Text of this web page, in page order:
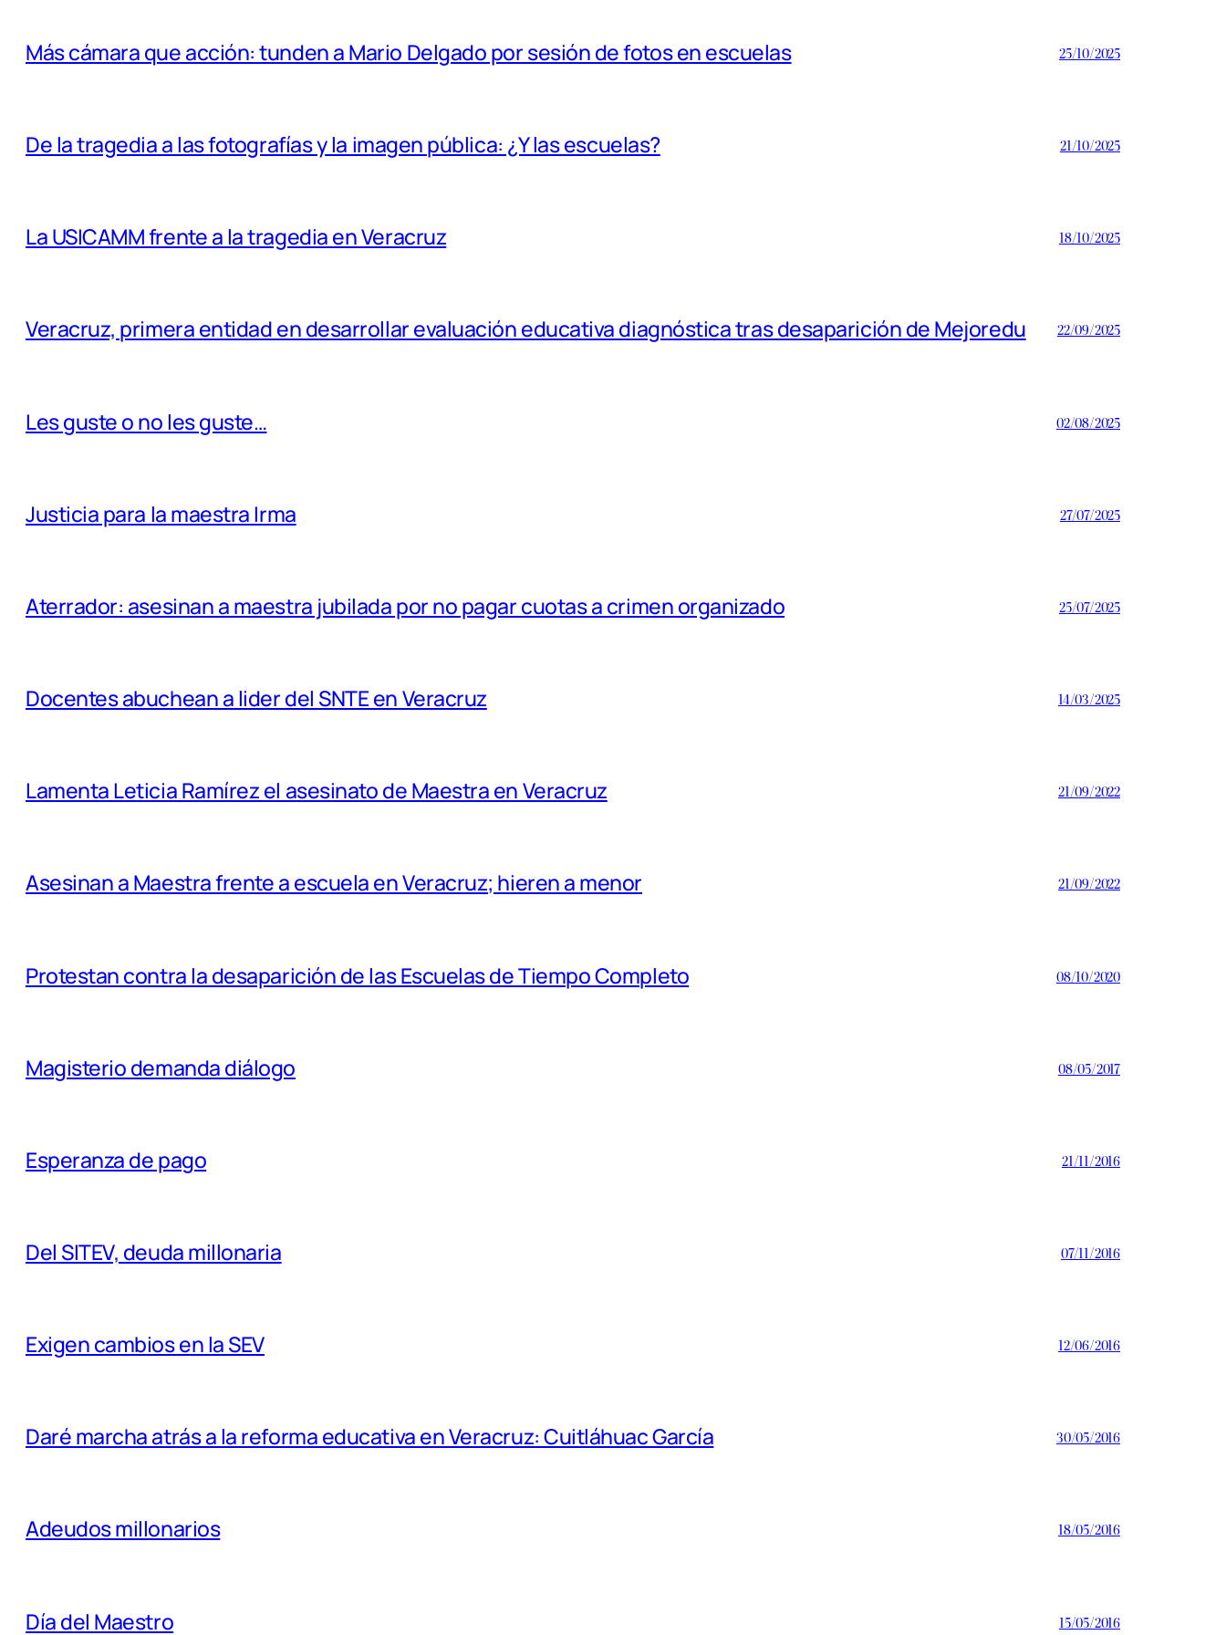
Más cámara que acción: tunden a Mario Delgado por sesión de fotos en escuelas 25/10/2025
De la tragedia a las fotografías y la imagen pública: ¿Y las escuelas? 21/10/2025
La USICAMM frente a la tragedia en Veracruz 18/10/2025
Veracruz, primera entidad en desarrollar evaluación educativa diagnóstica tras desaparición de Mejoredu 22/09/2025
Les guste o no les guste… 02/08/2025
Justicia para la maestra Irma 27/07/2025
Aterrador: asesinan a maestra jubilada por no pagar cuotas a crimen organizado 25/07/2025
Docentes abuchean a lider del SNTE en Veracruz 14/03/2025
Lamenta Leticia Ramírez el asesinato de Maestra en Veracruz 21/09/2022
Asesinan a Maestra frente a escuela en Veracruz; hieren a menor 21/09/2022
Protestan contra la desaparición de las Escuelas de Tiempo Completo 08/10/2020
Magisterio demanda diálogo 08/05/2017
Esperanza de pago 21/11/2016
Del SITEV, deuda millonaria 07/11/2016
Exigen cambios en la SEV 12/06/2016
Daré marcha atrás a la reforma educativa en Veracruz: Cuitláhuac García 30/05/2016
Adeudos millonarios 18/05/2016
Día del Maestro 15/05/2016